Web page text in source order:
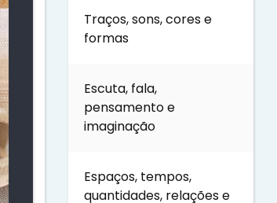
Traços, sons, cores e
formas
Escuta, fala,
pensamento e
imaginação
Espaços, tempos,
quantidades, relações e